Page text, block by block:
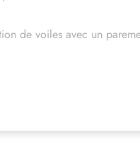
de voiles avec un